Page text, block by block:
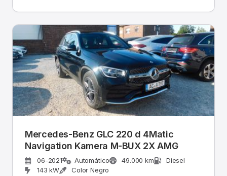
Mercedes-Benz GLC 220 d 4Matic
Navigation Kamera M-BUX 2X AMG
06-2021 Automático 49.000 km
Diesel
143 kW
Color Negro